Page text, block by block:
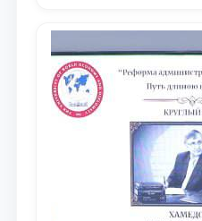
доведения до
сообщества
исследований в
противодействия